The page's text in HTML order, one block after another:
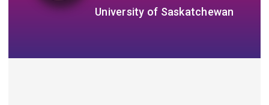
University of Saskatchewan